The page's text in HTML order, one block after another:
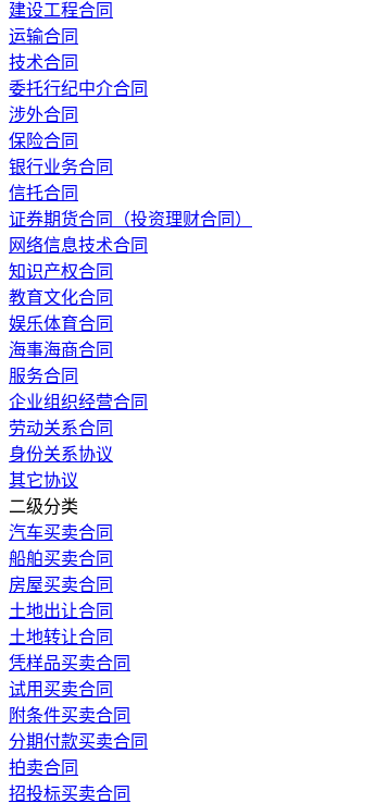
建设工程合同
运输合同
技术合同
委托行纪中介合同
涉外合同
保险合同
银行业务合同
信托合同
证券期货合同（投资理财合同）
网络信息技术合同
知识产权合同
教育文化合同
娱乐体育合同
海事海商合同
服务合同
企业组织经营合同
劳动关系合同
身份关系协议
其它协议
二级分类
汽车买卖合同
船舶买卖合同
房屋买卖合同
土地出让合同
土地转让合同
凭样品买卖合同
试用买卖合同
附条件买卖合同
分期付款买卖合同
拍卖合同
招投标买卖合同